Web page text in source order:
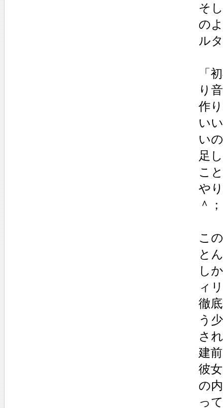
そ
の
ル
「
り
作
い
い
足
こ
や
＾
こ
と
し
ィ
徹
う
さ
建
彼
の
っ